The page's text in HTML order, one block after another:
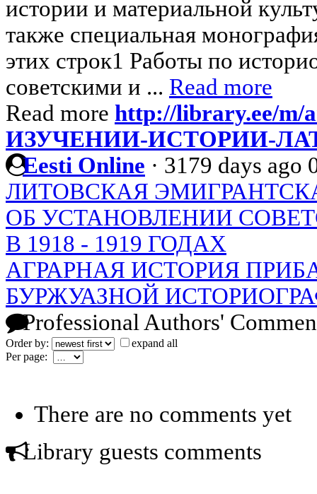
истории и материальной
также специальная
этих строк1 Работы по
советскими и ... Read more
Read more http://library.ee/m/
ИЗУЧЕНИИ-ИСТОРИИ-
Eesti Online · 3179 days ago
ЛИТОВСКАЯ
ОБ УСТАНОВЛЕНИИ
В 1918 - 1919 ГОДАХ
АГРАРНАЯ ИСТОРИЯ
БУРЖУАЗНОЙ
Professional Authors'
Order by:
expand all
Per page:
There are no comments yet
Library guests comments